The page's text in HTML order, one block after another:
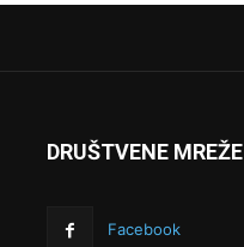
DRUŠTVENE MREŽE
Facebook